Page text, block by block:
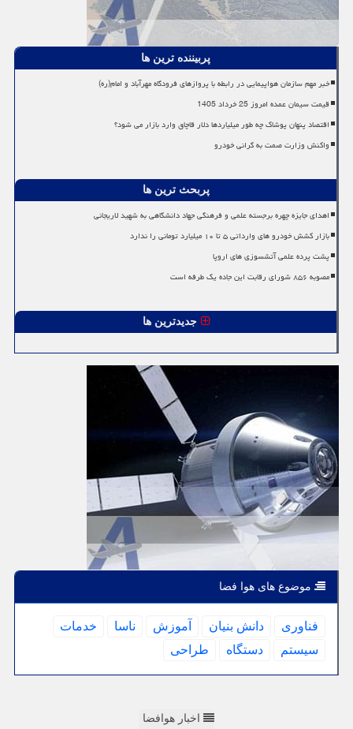
پربیننده ترین ها
خبر مهم سازمان هواپیمایی در رابطه با پروازهای فرودگاه مهرآباد و امام(ره)
قیمت سیمان عمده امروز 25 خرداد 1405
اقتصاد پنهان پوشاک چه طور میلیاردها دلار قاچاق وارد بازار می شود؟
واکنش وزارت صمت به گرانی خودرو
پربحث ترین ها
اهدای جایزه چهره برجسته علمی و فرهنگی جهاد دانشگاهی به شهید لاریجانی
بازار کشش خودرو های وارداتی ۵ تا ۱۰ میلیارد تومانی را ندارد
پشت پرده علمی آتشسوزی های اروپا
مصوبه ۸۵۶ شورای رقابت این جاده یک طرفه است
جدیدترین ها
موضوع های هوا فضا
فناوری دانش بنیان آموزش ناسا
خدمات
سیستم
دستگاه طراحی
اخبار هوافضا